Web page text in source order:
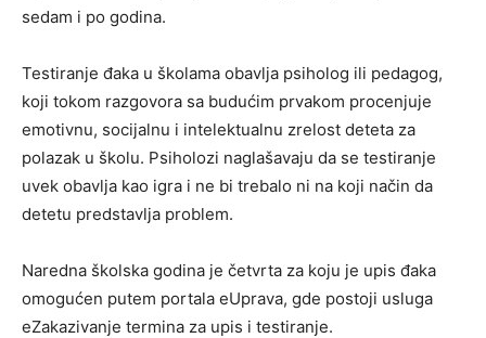
sedam i po godina.
Testiranje đaka u školama obavlja psiholog ili pedagog,
koji tokom razgovora sa budućim prvakom procenjuje
emotivnu, socijalnu i intelektualnu zrelost deteta za
polazak u školu. Psiholozi naglašavaju da se testiranje
uvek obavlja kao igra i ne bi trebalo ni na koji način da
detetu predstavlja problem.
Naredna školska godina je četvrta za koju je upis đaka
omogućen putem portala eUprava, gde postoji usluga
eZakazivanje termina za upis i testiranje.